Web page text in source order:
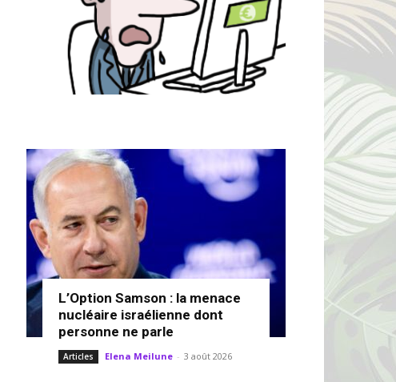
L’Option Samson : la menace
nucléaire israélienne dont
personne ne parle
Articles Elena Meilune - 3 août 2026